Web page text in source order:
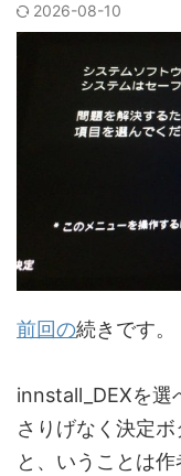
2026-08-10
前回の続きです。
innstall_DEXを選
さりげなく決定ボ
と、いうことは作